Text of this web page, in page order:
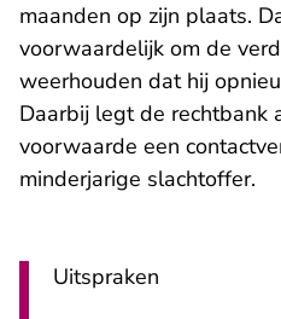
maanden op zijn plaats.
voorwaardelijk om de
weerhouden dat hij
Daarbij legt de rechtbank
voorwaarde een
minderjarige slachtoffer.
Uitspraken